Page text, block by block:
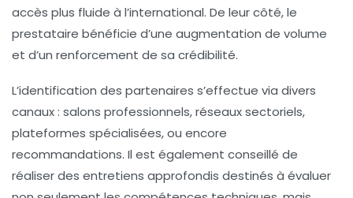
accès plus fluide à l’international. De leur côté, le
prestataire bénéficie d’une augmentation de volume
et d’un renforcement de sa crédibilité.
L’identification des partenaires s’effectue via divers
canaux : salons professionnels, réseaux sectoriels,
plateformes spécialisées, ou encore
recommandations. Il est également conseillé de
réaliser des entretiens approfondis destinés à évaluer